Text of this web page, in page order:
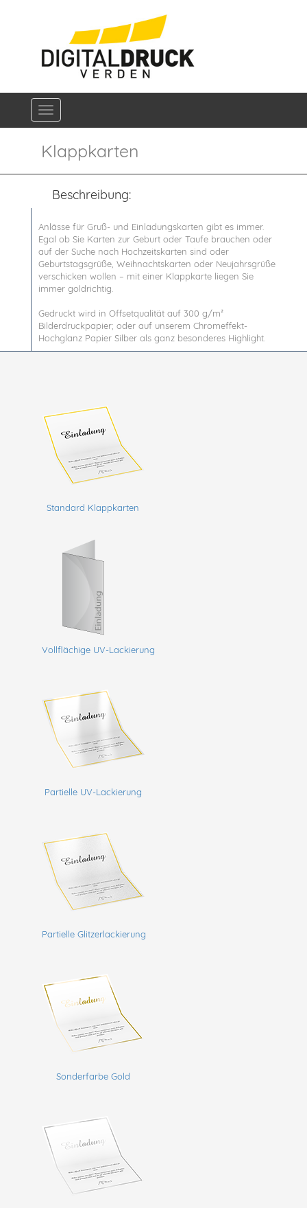
Navigation ein-/ausblenden
Klappkarten
Beschreibung:
Anlässe für Gruß- und Einladungskarten gibt es immer.
Egal ob Sie Karten zur Geburt oder Taufe brauchen oder
auf der Suche nach Hochzeitskarten sind oder
Geburtstagsgrüße, Weihnachtskarten oder Neujahrsgrüße
verschicken wollen – mit einer Klappkarte liegen Sie
immer goldrichtig.
Gedruckt wird in Offsetqualität auf 300 g/m²
Bilderdruckpapier; oder auf unserem Chromeffekt-
Hochglanz Papier Silber als ganz besonderes Highlight.
Standard Klappkarten
Vollflächige UV-Lackierung
Partielle UV-Lackierung
Partielle Glitzerlackierung
Sonderfarbe Gold